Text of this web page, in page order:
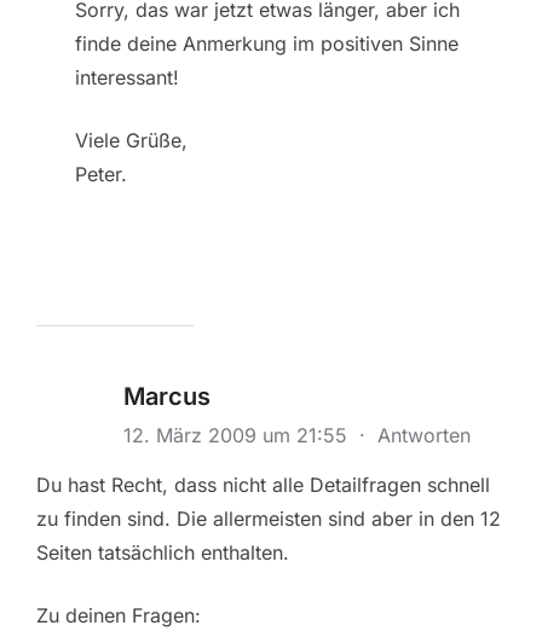
Sorry, das war jetzt etwas länger, aber ich
finde deine Anmerkung im positiven Sinne
interessant!
Viele Grüße,
Peter.
Marcus
12. März 2009 um 21:55 · Antworten
Du hast Recht, dass nicht alle Detailfragen schnell
zu finden sind. Die allermeisten sind aber in den 12
Seiten tatsächlich enthalten.
Zu deinen Fragen: